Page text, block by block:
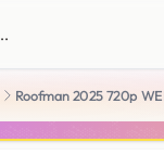
Roofman 2025 720p